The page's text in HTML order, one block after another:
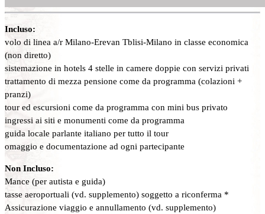
Incluso:
volo di linea a/r Milano-Erevan Tblisi-Milano in classe economica
(non diretto)
sistemazione in hotels 4 stelle in camere doppie con servizi privati
trattamento di mezza pensione come da programma (colazioni +
pranzi)
tour ed escursioni come da programma con mini bus privato
ingressi ai siti e monumenti come da programma
guida locale parlante italiano per tutto il tour
omaggio e documentazione ad ogni partecipante
Non Incluso:
Mance (per autista e guida)
tasse aeroportuali (vd. supplemento) soggetto a riconferma *
Assicurazione viaggio e annullamento (vd. supplemento)